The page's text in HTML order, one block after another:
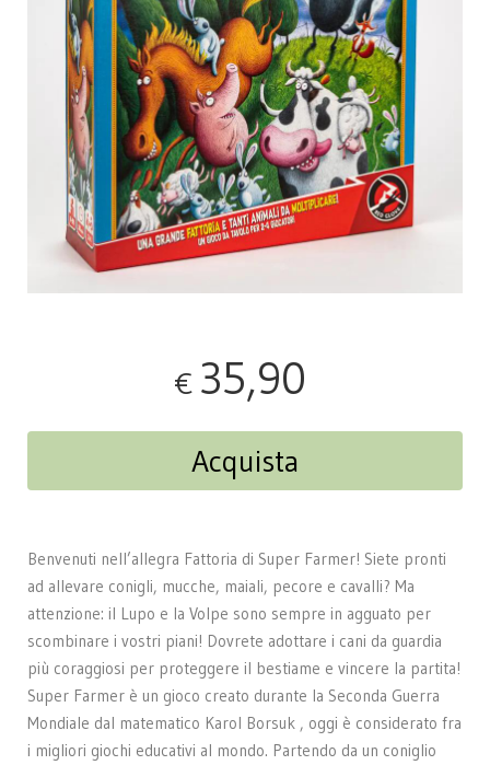
€ 35,90
Acquista
Benvenuti nell’allegra Fattoria di Super Farmer! Siete pronti
ad allevare conigli, mucche, maiali, pecore e cavalli? Ma
attenzione: il Lupo e la Volpe sono sempre in agguato per
scombinare i vostri piani! Dovrete adottare i cani da guardia
più coraggiosi per proteggere il bestiame e vincere la partita!
Super Farmer è un gioco creato durante la Seconda Guerra
Mondiale dal matematico Karol Borsuk , oggi è considerato fra
i migliori giochi educativi al mondo. Partendo da un coniglio